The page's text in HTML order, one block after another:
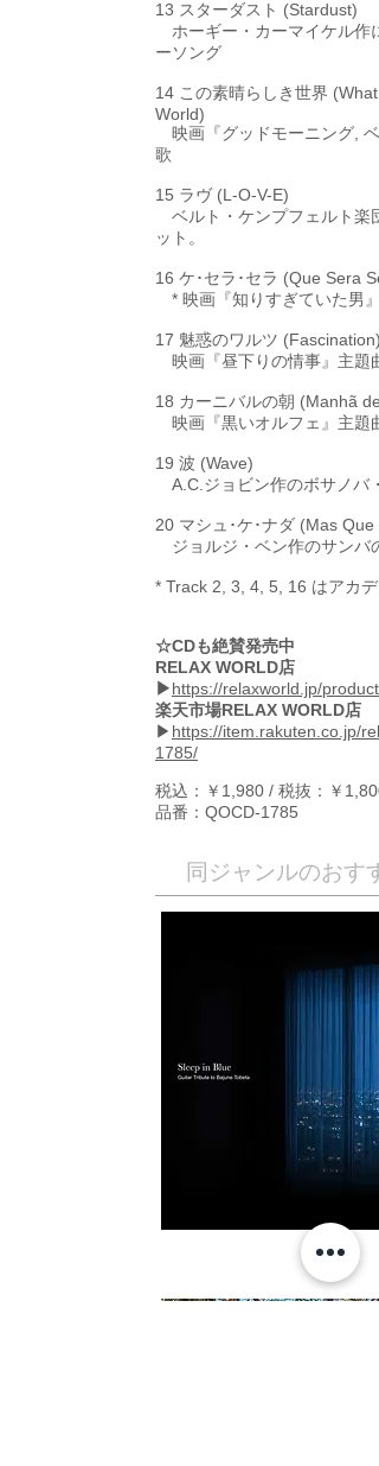
13 スターダスト (Stardust)
ホーギー・カーマイケル作
ーソング
14 この素晴らしき世界 (What
World)
映画『グッドモーニング, ベ
歌
15 ラヴ (L-O-V-E)
ベルト・ケンプフェルト楽
ット。
16 ケ･セラ･セラ (Que Sera
* 映画『知りすぎていた男』
17 魅惑のワルツ (Fascination)
映画『昼下りの情事』主題曲
18 カーニバルの朝 (Manhã
映画『黒いオルフェ』主題曲
19 波 (Wave)
A.C.ジョビン作のボサノバ
20 マシュ･ケ･ナダ (Mas Que
ジョルジ・ベン作のサンバ
* Track 2, 3, 4, 5, 16 はアカデ
☆CDも絶賛発売中
RELAX WORLD店
▶https://relaxworld.jp/
楽天市場RELAX WORLD店
▶ https://item.rakuten.co.jp/
1785/
税込：￥1,980 / 税抜：￥1,800
品番：QOCD-1785
同ジャンルのおす